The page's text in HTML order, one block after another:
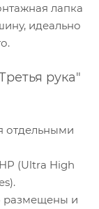
лапка
идеально
рука"
отдельными
(Ultra High
размещены и